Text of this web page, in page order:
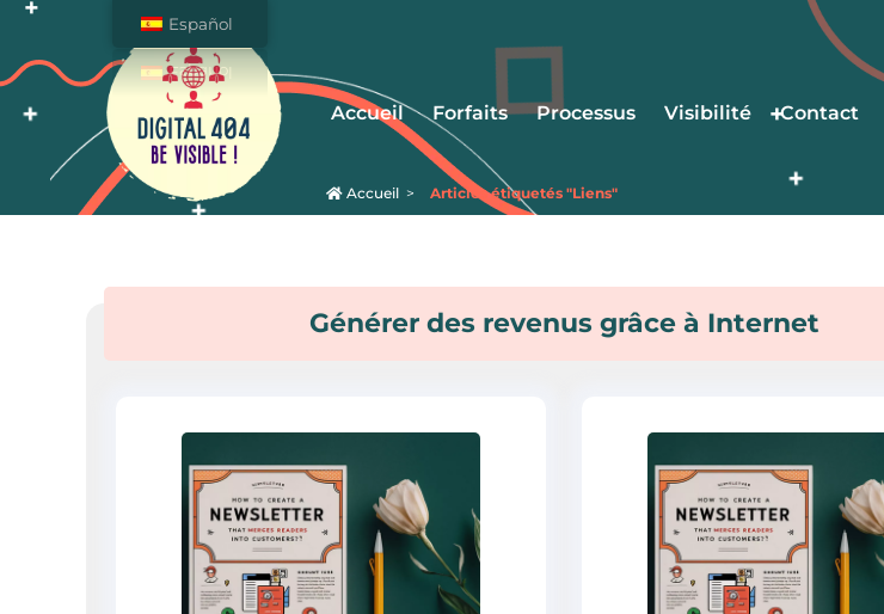
Soyez Visible sur
Accueil Forfaits Processus Visibilité Contact
Accueil > Articles étiquetés "Liens"
Générer des revenus grâce à Internet
Español